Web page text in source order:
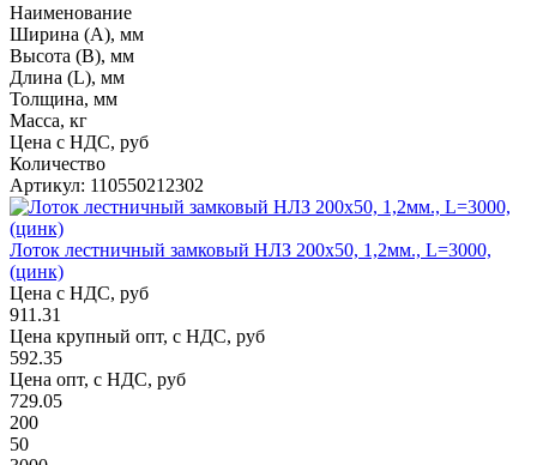
Наименование
Ширина (А), мм
Высота (В), мм
Длина (L), мм
Толщина, мм
Масса, кг
Цена с НДС, руб
Количество
Артикул: 110550212302
Лоток лестничный замковый НЛЗ 200х50, 1,2мм., L=3000,
(цинк)
Цена с НДС, руб
911.31
Цена крупный опт, с НДС, руб
592.35
Цена опт, с НДС, руб
729.05
200
50